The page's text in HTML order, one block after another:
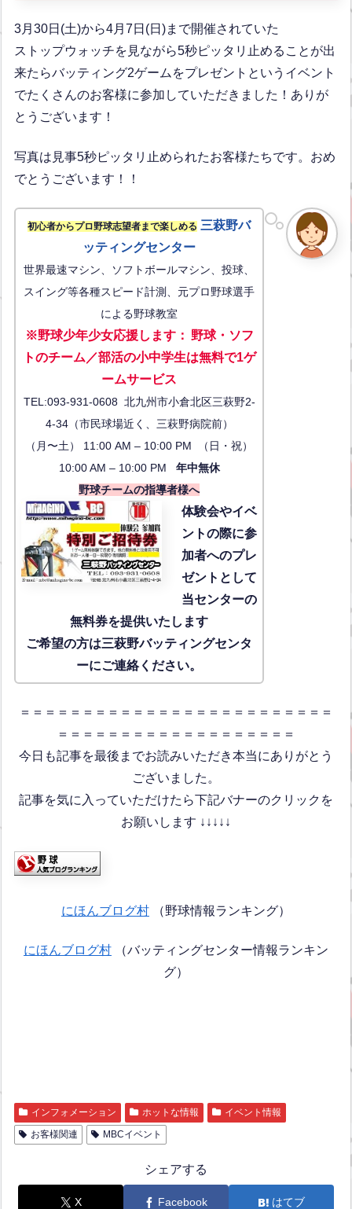
3月30日(土)から4月7日(日)まで開催されていた
ストップウォッチを見ながら5秒ピッタリ止めることが出
来たらバッティング2ゲームをプレゼントというイベント
でたくさんのお客様に参加していただきました！ありが
とうございます！
写真は見事5秒ピッタリ止められたお客様たちです。おめ
でとうございます！！
初心者からプロ野球志望者まで楽しめる 三萩野バ
ッティングセンター
世界最速マシン、ソフトボールマシン、投球、
スイング等各種スピード計測、元プロ野球選手
による野球教室
※野球少年少女応援します： 野球・ソフ
トのチーム／部活の小中学生は無料で1ゲ
ームサービス
TEL:093-931-0608 北九州市小倉北区三萩野2-
4-34（市民球場近く、三萩野病院前）
（月〜土） 11:00 AM – 10:00 PM （日・祝）
10:00 AM – 10:00 PM 年中無休
野球チームの指導者様へ
体験会やイベ
ントの際に参
加者へのプレ
ゼントとして
当センターの
無料券を提供いたします
ご希望の方は三萩野バッティングセンタ
ーにご連絡ください。
＝＝＝＝＝＝＝＝＝＝＝＝＝＝＝＝＝＝＝＝＝＝＝＝＝
＝＝＝＝＝＝＝＝＝＝＝＝＝＝＝＝＝＝＝
今日も記事を最後までお読みいただき本当にありがとう
ございました。
記事を気に入っていただけたら下記バナーのクリックを
お願いします ↓↓↓↓↓
にほんブログ村 （野球情報ランキング）
にほんブログ村 （バッティングセンター情報ランキン
グ）
インフォメーション ホットな情報
イベント情報
お客様関連
MBCイベント
シェアする
X Facebook はてブ